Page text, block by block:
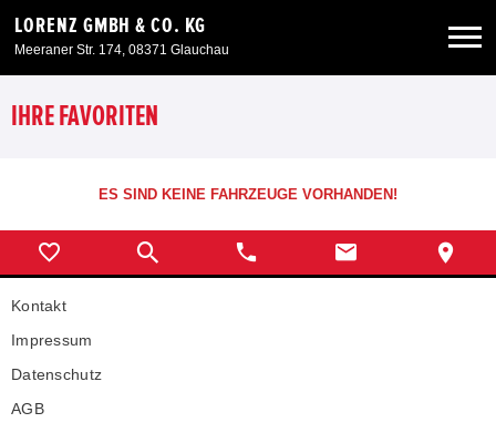
LORENZ GMBH & CO. KG
Meeraner Str. 174, 08371 Glauchau
Neuwagen
Angebote
Service & Zubehör
Unser Autohaus
IHRE FAVORITEN
ES SIND KEINE FAHRZEUGE VORHANDEN!
Kontakt
Impressum
Datenschutz
AGB